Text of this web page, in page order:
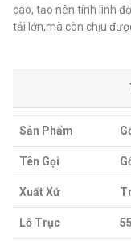
cao, tạo nên tính linh
tải lớn,mà còn chịu
Sản Phẩm
Tên Gọi
Xuất Xứ
Lỗ Trục